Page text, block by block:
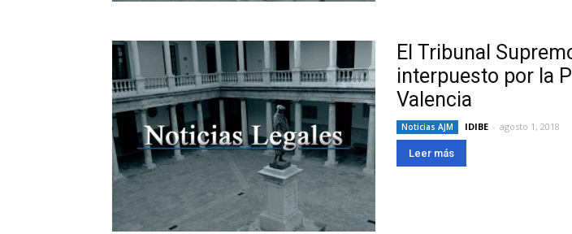
El Tribunal
interpuesto por la
Valencia
Noticias AJM IDIBE - agosto 1, 2018
Leer más